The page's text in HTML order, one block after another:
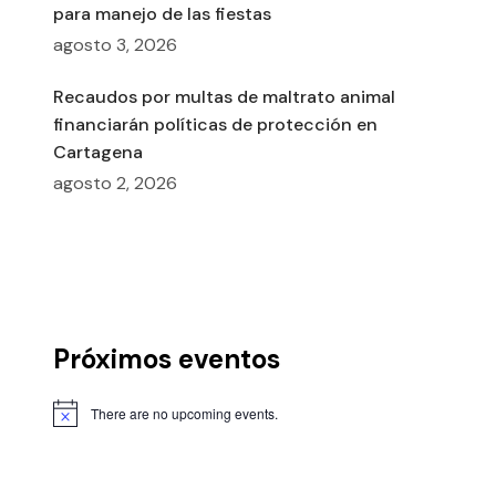
para manejo de las fiestas
agosto 3, 2026
Recaudos por multas de maltrato animal
financiarán políticas de protección en
Cartagena
agosto 2, 2026
Próximos eventos
There are no upcoming events.